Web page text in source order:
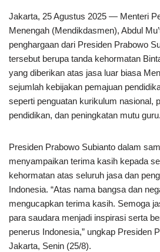
Jakarta, 25 Agustus 2025 — Menteri
Menengah (Mendikdasmen), Abdul
penghargaan dari Presiden Prabowo
tersebut berupa tanda kehormatan
yang diberikan atas jasa luar biasa
sejumlah kebijakan pemajuan
seperti penguatan kurikulum nasional,
pendidikan, dan peningkatan mutu guru.
Presiden Prabowo Subianto dalam
menyampaikan terima kasih kepada
kehormatan atas seluruh jasa dan
Indonesia. “Atas nama bangsa dan
mengucapkan terima kasih. Semoga
para saudara menjadi inspirasi serta
penerus Indonesia,” ungkap Presiden
Jakarta, Senin (25/8).